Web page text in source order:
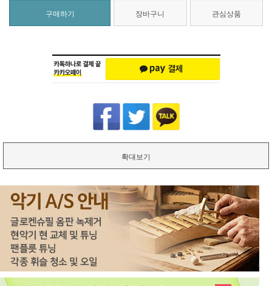
구매하기 장바구니 관심상품
확대보기